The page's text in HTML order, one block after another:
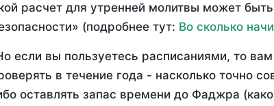
расчет для утренней молитвы может
(подробнее тут: Во сколько
если вы пользуетесь расписаниями, то
в течение года - насколько точно
оставлять запас времени до Фаджра